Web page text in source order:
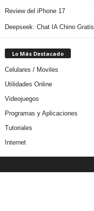
Review del iPhone 17
Deepseek: Chat IA Chino Gratis
Lo Más Destacado
Celulares / Moviles
Utilidades Online
Videojuegos
Programas y Aplicaciones
Tutoriales
Internet